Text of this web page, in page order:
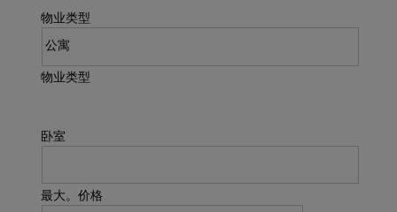
物业类型
物业类型
卧室
最大。价格